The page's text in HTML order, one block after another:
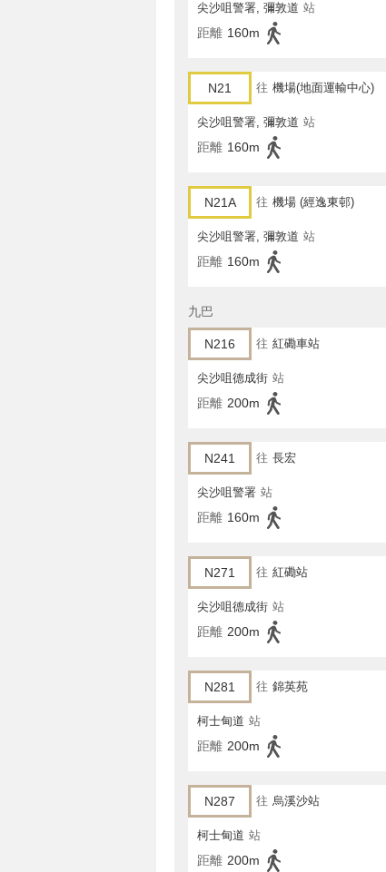
尖沙咀警署, 彌敦道 站
距離 160m
N21 往 機場(地面運輸中心)
尖沙咀警署, 彌敦道 站
距離 160m
N21A 往 機場 (經逸東邨)
尖沙咀警署, 彌敦道 站
距離 160m
九巴
N216 往 紅磡車站
尖沙咀德成街 站
距離 200m
N241 往 長宏
尖沙咀警署 站
距離 160m
N271 往 紅磡站
尖沙咀德成街 站
距離 200m
N281 往 錦英苑
柯士甸道 站
距離 200m
N287 往 烏溪沙站
柯士甸道 站
距離 200m